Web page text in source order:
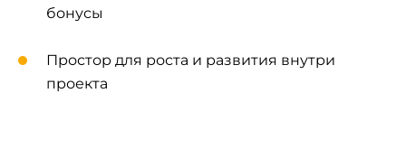
бонусы
Простор для роста и развития внутри
проекта